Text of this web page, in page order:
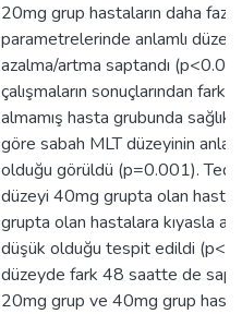
20mg grup hastaların daha
parametrelerinde anlamlı
azalma/artma saptandı
çalışmaların sonuçlarından
almamış hasta grubunda
göre sabah MLT düzeyinin
olduğu görüldü (p=0.001).
düzeyi 40mg grupta olan
grupta olan hastalara kıyasla
düşük olduğu tespit edildi
düzeyde fark 48 saatte de
20mg grup ve 40mg grup